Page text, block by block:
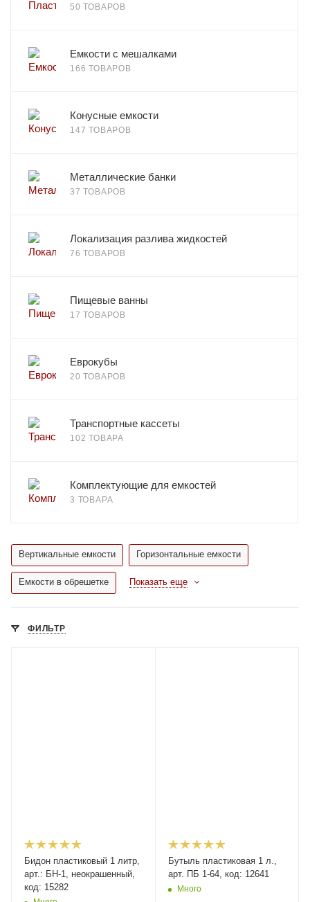
50 ТОВАРОВ
Емкости с мешалками
166 ТОВАРОВ
Конусные емкости
147 ТОВАРОВ
Металлические банки
37 ТОВАРОВ
Локализация разлива жидкостей
76 ТОВАРОВ
Пищевые ванны
17 ТОВАРОВ
Еврокубы
20 ТОВАРОВ
Транспортные кассеты
102 ТОВАРА
Комплектующие для емкостей
3 ТОВАРА
Вертикальные емкости Горизонтальные емкости
Емкости в обрешетке Показать еще
ФИЛЬТР
Бидон пластиковый 1 литр,
арт.: БН-1, неокрашенный,
код: 15282
Бутыль пластиковая 1 л.,
арт. ПБ 1-64, код: 12641
Много